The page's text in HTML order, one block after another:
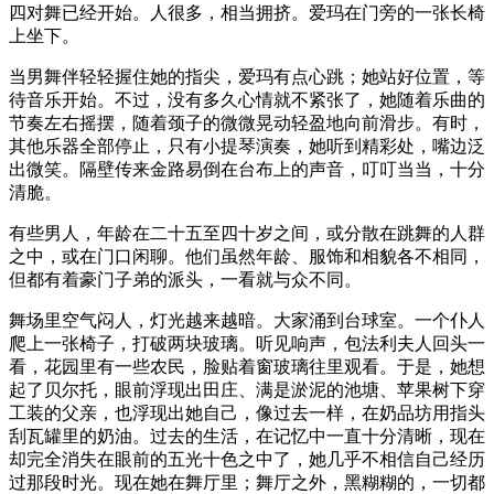
四对舞已经开始。人很多，相当拥挤。爱玛在门旁的一张长椅
上坐下。
当男舞伴轻轻握住她的指尖，爱玛有点心跳；她站好位置，等
待音乐开始。不过，没有多久心情就不紧张了，她随着乐曲的
节奏左右摇摆，随着颈子的微微晃动轻盈地向前滑步。有时，
其他乐器全部停止，只有小提琴演奏，她听到精彩处，嘴边泛
出微笑。隔壁传来金路易倒在台布上的声音，叮叮当当，十分
清脆。
有些男人，年龄在二十五至四十岁之间，或分散在跳舞的人群
之中，或在门口闲聊。他们虽然年龄、服饰和相貌各不相同，
但都有着豪门子弟的派头，一看就与众不同。
舞场里空气闷人，灯光越来越暗。大家涌到台球室。一个仆人
爬上一张椅子，打破两块玻璃。听见响声，包法利夫人回头一
看，花园里有一些农民，脸贴着窗玻璃往里观看。于是，她想
起了贝尔托，眼前浮现出田庄、满是淤泥的池塘、苹果树下穿
工装的父亲，也浮现出她自己，像过去一样，在奶品坊用指头
刮瓦罐里的奶油。过去的生活，在记忆中一直十分清晰，现在
却完全消失在眼前的五光十色之中了，她几乎不相信自己经历
过那段时光。现在她在舞厅里；舞厅之外，黑糊糊的，一切都